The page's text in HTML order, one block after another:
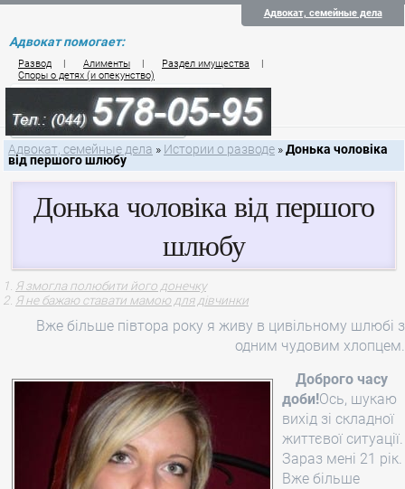
Адвокат, семейные дела
Адвокат помогает:
Развод | Алименты | Раздел имущества
|
Споры о детях (и опекунство)
Цены на услуги по семейному праву
Контакты семейного юриста
Адвокат, семейные дела » Истории о разводе »Донька чоловіка
від першого шлюбу
Донька чоловіка від першого
шлюбу
Я змогла полюбити його донечку
Я не бажаю ставати мамою для дівчинки
Вже більше півтора року я живу в цивільному шлюбі з
одним чудовим хлопцем.
Доброго часу
доби!Ось, шукаю
вихід зі складної
життєвої ситуації.
Зараз мені 21 рік.
Вже більше